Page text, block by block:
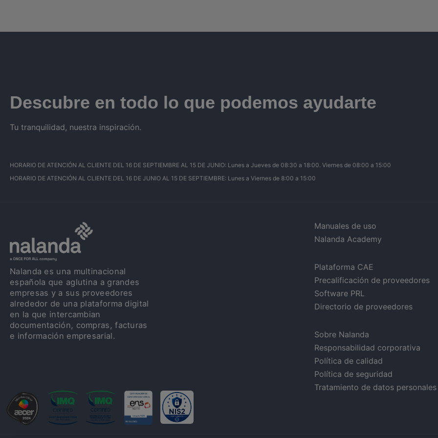
Descubre en todo lo que podemos ayudarte
Tu tranquilidad, nuestra inspiración.
HORARIO DE ATENCIÓN AL CLIENTE DEL 16 DE SEPTIEMBRE AL 15 DE JUNIO: Lunes a Jueves de 08:30 a 18:00. Viernes de 08:00 a 15:00
HORARIO DE ATENCIÓN AL CLIENTE DEL 16 DE JUNIO AL 15 DE SEPTIEMBRE: Lunes a Viernes de 8:00 a 15:00
Nalanda es una multinacional
española que aglutina a grandes
empresas y a sus proveedores
alrededor de una plataforma digital
en la que intercambian
documentación, compras, facturas
e información empresarial.
Manuales de uso
Nalanda Academy
Plataforma CAE
Precalificación de proveedores
Software PRL
Directorio de proveedores
Sobre Nalanda
Responsabilidad corporativa
Política de calidad
Política de seguridad
Tratamiento de datos personales